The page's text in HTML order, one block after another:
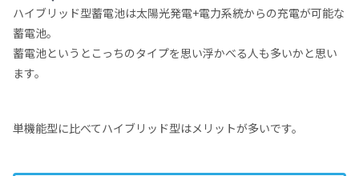
ハイブリッド型蓄電池は太陽光発電+電力系統からの充電が可能な
蓄電池。
蓄電池というとこっちのタイプを思い浮かべる人も多いかと思い
ます。
単機能型に比べてハイブリッド型はメリットが多いです。